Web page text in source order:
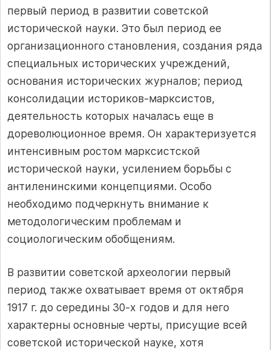
первый период в развитии советской
исторической науки. Это был период ее
организационного становления, создания ряда
специальных исторических учреждений,
основания исторических журналов; период
консолидации историков-марксистов,
деятельность которых началась еще в
дореволюционное время. Он характеризуется
интенсивным ростом марксистской
исторической науки, усилением борьбы с
антиленинскими концепциями. Особо
необходимо подчеркнуть внимание к
методологическим проблемам и
социологическим обобщениям.
В развитии советской археологии первый
период также охватывает время от октября
1917 г. до середины 30-х годов и для него
характерны основные черты, присущие всей
советской исторической науке, хотя